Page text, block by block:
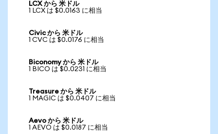
LCX から 米ドル
1 LCX は $0.0163 に相当
Civic から 米ドル
1 CVC は $0.0176 に相当
Biconomy から 米ドル
1 BICO は $0.0231 に相当
Treasure から 米ドル
1 MAGIC は $0.0407 に相当
Aevo から 米ドル
1 AEVO は $0.0187 に相当